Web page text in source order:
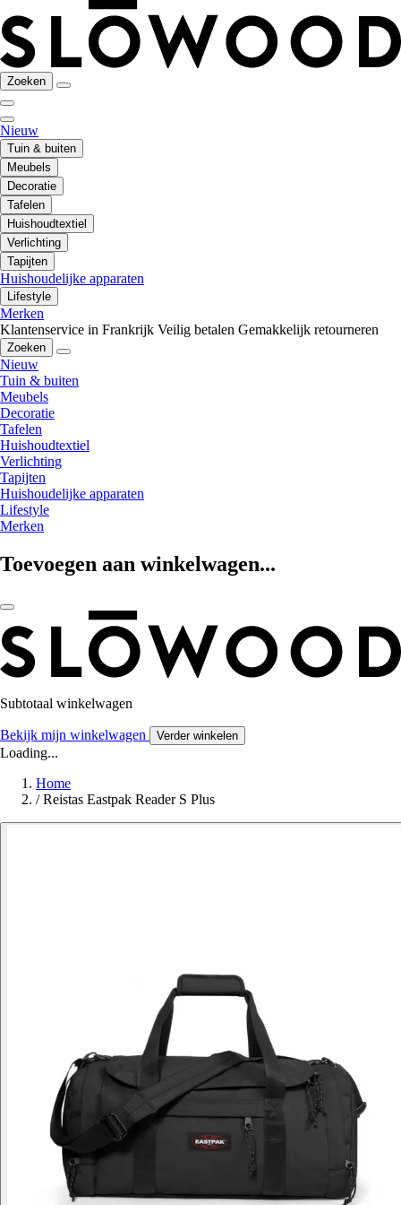
Zoeken
Nieuw
Tuin & buiten
Meubels
Decoratie
Tafelen
Huishoudtextiel
Verlichting
Tapijten
Huishoudelijke apparaten
Lifestyle
Merken
Klantenservice in Frankrijk Veilig betalen Gemakkelijk retourneren
Zoeken
Nieuw
Tuin & buiten
Meubels
Decoratie
Tafelen
Huishoudtextiel
Verlichting
Tapijten
Huishoudelijke apparaten
Lifestyle
Merken
Toevoegen aan winkelwagen...
Subtotaal winkelwagen
Bekijk mijn winkelwagen Verder winkelen
Loading...
Home
/ Reistas Eastpak Reader S Plus